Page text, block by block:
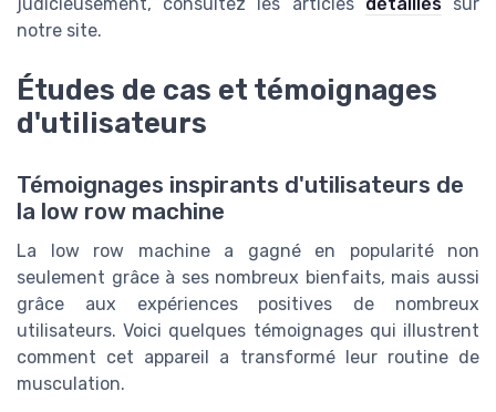
notre site.
Études de cas et témoignages
d'utilisateurs
Témoignages inspirants d'utilisateurs de
la low row machine
La low row machine a gagné en popularité non
seulement grâce à ses nombreux bienfaits, mais aussi
grâce aux expériences positives de nombreux
utilisateurs. Voici quelques témoignages qui illustrent
comment cet appareil a transformé leur routine de
musculation.